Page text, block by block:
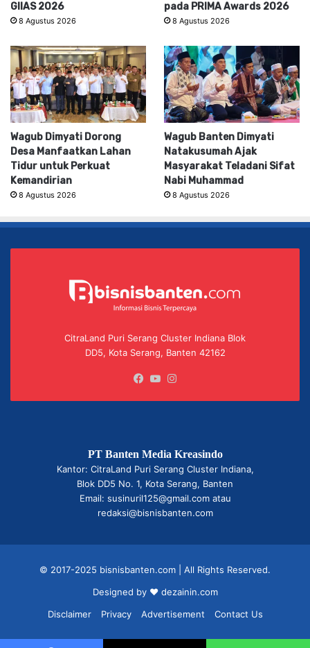
GIIAS 2026
8 Agustus 2026
pada PRIMA Awards 2026
8 Agustus 2026
Wagub Dimyati Dorong
Desa Manfaatkan Lahan
Tidur untuk Perkuat
Kemandirian
8 Agustus 2026
Wagub Banten Dimyati
Natakusumah Ajak
Masyarakat Teladani Sifat
Nabi Muhammad
8 Agustus 2026
CitraLand Puri Serang Cluster Indiana Blok
DD5, Kota Serang, Banten 42162
Facebook
YouTube
PT Banten Media Kreasindo
Kantor: CitraLand Puri Serang Cluster Indiana,
Blok DD5 No. 1, Kota Serang, Banten
Email: susinuril125@gmail.com atau
redaksi@bisnisbanten.com
© 2017-2025 bisnisbanten.com | All Rights Reserved.
Designed by ❤ dezainin.com
Disclaimer
Privacy Advertisement Contact Us